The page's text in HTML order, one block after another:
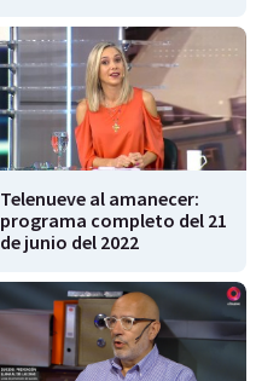
Telenueve al amanecer:
programa completo del 21
de junio del 2022